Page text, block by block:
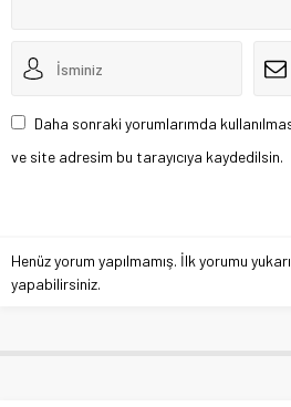
Daha sonraki yorumlarımda
ve site adresim bu tarayıcıya kaydedilsin.
Henüz yorum yapılmamış. İlk yorumu
yapabilirsiniz.